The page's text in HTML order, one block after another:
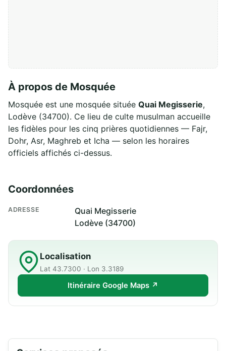
À propos de Mosquée
Mosquée est une mosquée située Quai Megisserie,
Lodève (34700). Ce lieu de culte musulman accueille
les fidèles pour les cinq prières quotidiennes — Fajr,
Dohr, Asr, Maghreb et Icha — selon les horaires
officiels affichés ci-dessus.
Coordonnées
ADRESSE
Quai Megisserie
Lodève (34700)
Localisation
Lat 43.7300 · Lon 3.3189
Itinéraire Google Maps ↗